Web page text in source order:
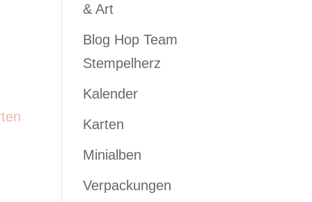
& Art
Blog Hop Team
Stempelherz
Kalender
Karten
Minialben
Verpackungen